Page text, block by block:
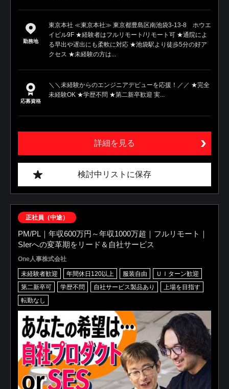
勤務地
東京本社 ≪東京本社≫ 東京都豊島区南池袋3-13-8 ホウエ
イビル9F ★経験者はフルリモート/リモート可 ★通院によ
る早出や遅出にも柔軟に対応 ★池袋駅より徒歩5分の好ア
クセス ★未経験の方は...
応募資格
＼＼未経験からのエンジニアデビューを応援！／／ ★完全
未経験OK ★学歴不問 ★第二新卒歓迎 実...
詳細を見る
検討中リストに保存
正社員（中途）
PM/PL｜年収600万円～年収1000万超｜フルリモート｜
SIerへの変革期をリード＆自社サービス
One人事株式会社
未経験者歓迎 年間休日120以上 服装自由
ＵＩターン歓迎
第二新卒可
学歴不問 自社サービス製品あり
上場を目指す
転勤なし